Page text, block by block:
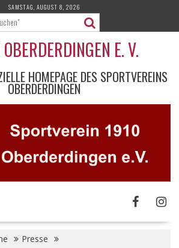
SAMSTAG, AUGUST 8, 2026
E. V.
HOMEPAGE DES SPORTVEREINS
OBERDERDINGEN
Presse